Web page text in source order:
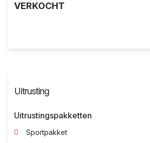
VERKOCHT
Uitrusting
Uitrustingspakketten
Sportpakket